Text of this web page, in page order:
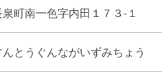
町南一色字内田１７３-１
とうぐんながいずみちょう